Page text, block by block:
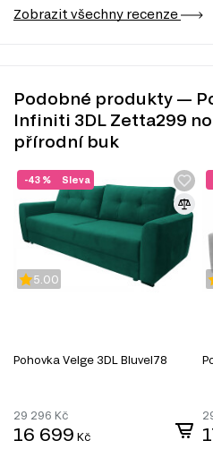
Zobrazit všechny recenze
Podobné produkty —
Infiniti 3DL Zetta299
přírodní buk
Sleva
-43 %
5.00
Pohovka Velge 3DL Bluvel78
29 296 Kč
16 699 Kč